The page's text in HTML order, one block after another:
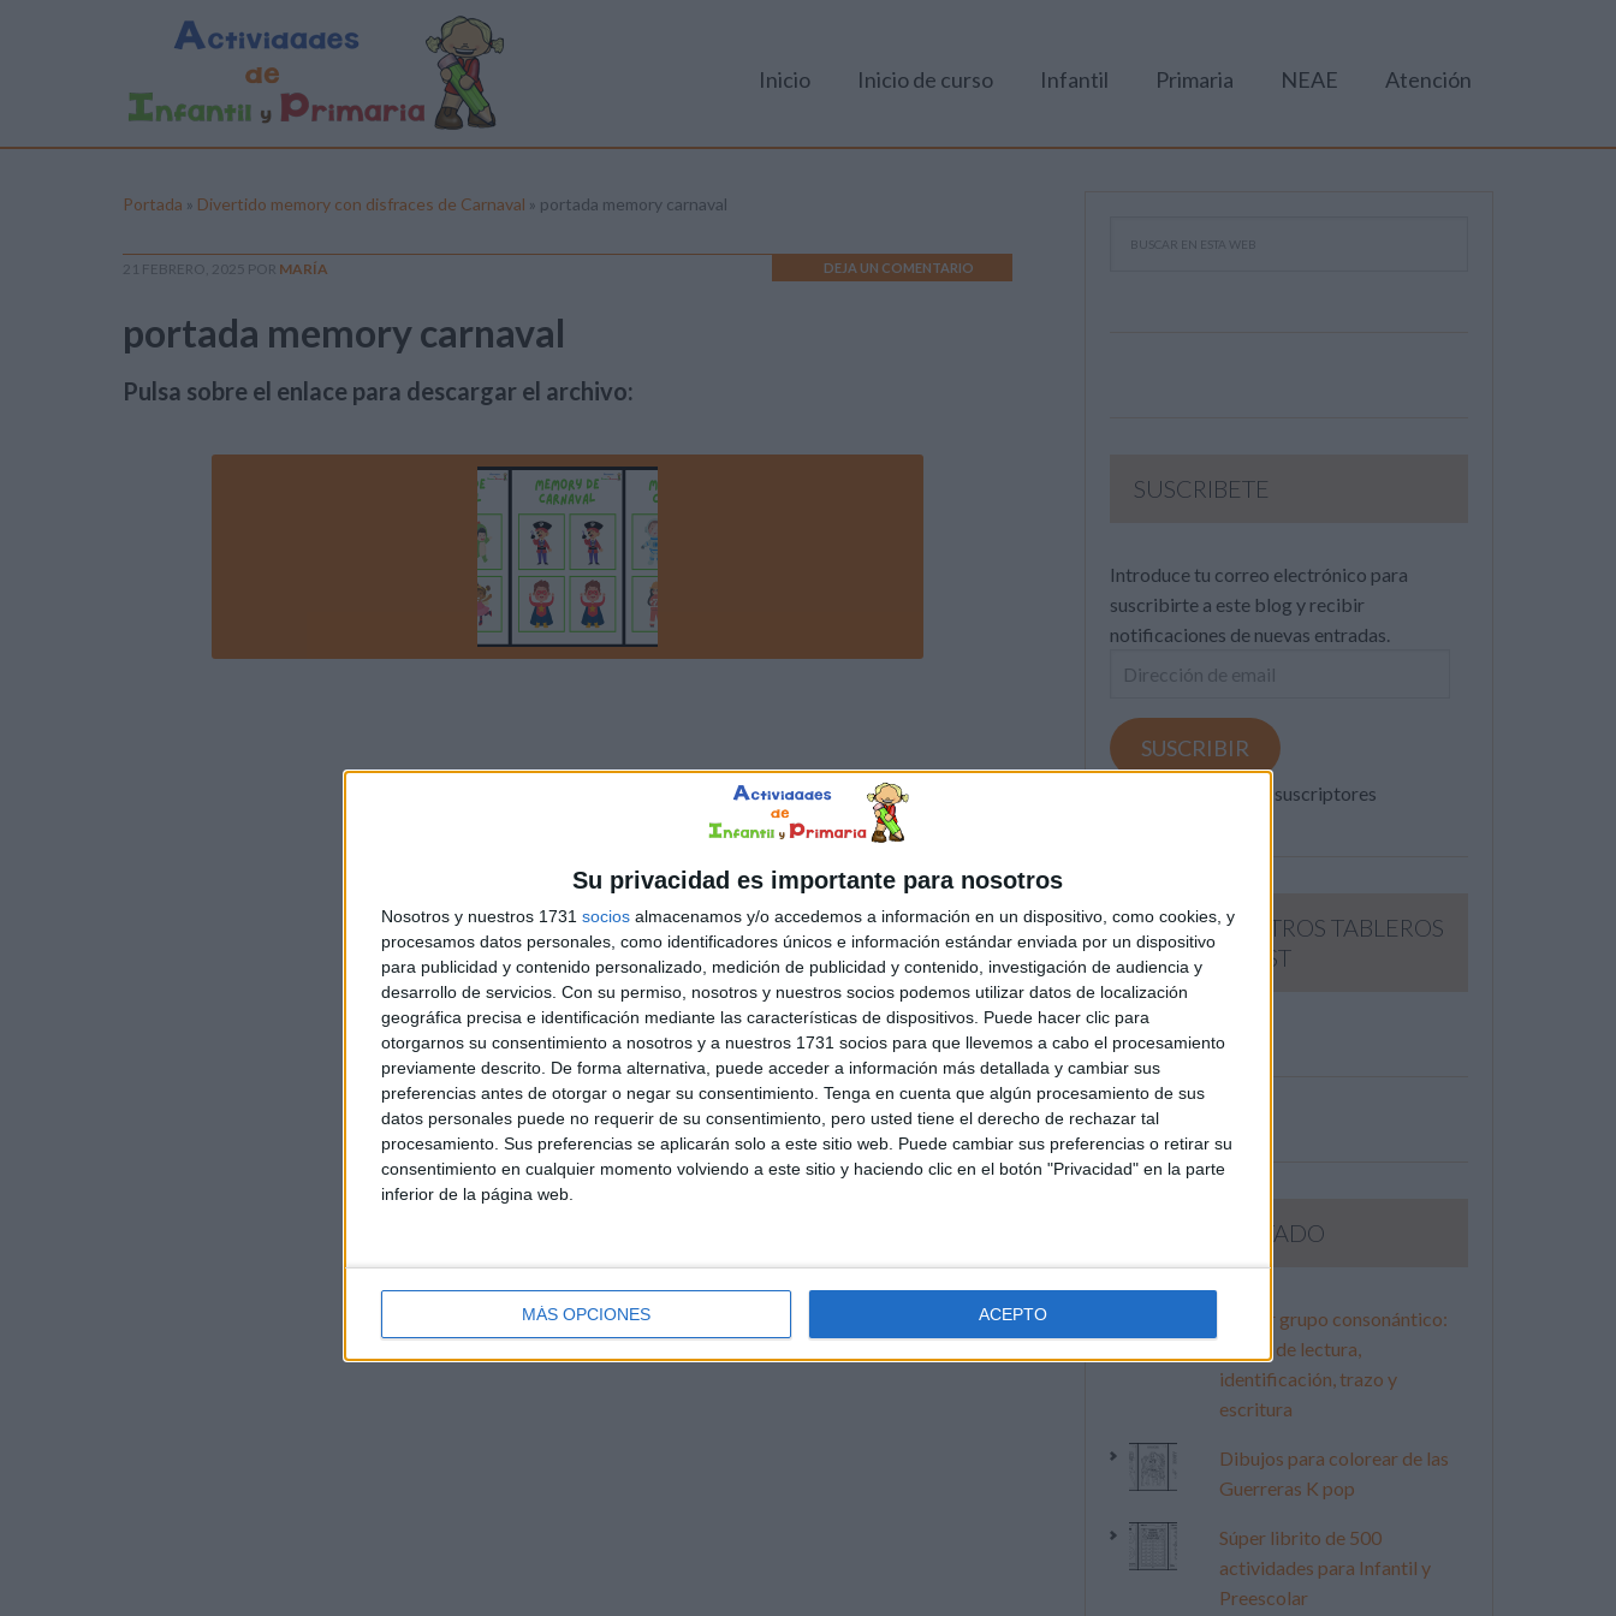
Su privacidad es importante para nosotros
Nosotros y nuestros 1731 socios almacenamos y/o accedemos a información en un dispositivo, como cookies, y
procesamos datos personales, como identificadores únicos e información estándar enviada por un dispositivo
para publicidad y contenido personalizado, medición de publicidad y contenido, investigación de audiencia y
desarrollo de servicios. Con su permiso, nosotros y nuestros socios podemos utilizar datos de localización
geográfica precisa e identificación mediante las características de dispositivos. Puede hacer clic para
otorgarnos su consentimiento a nosotros y a nuestros 1731 socios para que llevemos a cabo el procesamiento
previamente descrito. De forma alternativa, puede acceder a información más detallada y cambiar sus
preferencias antes de otorgar o negar su consentimiento. Tenga en cuenta que algún procesamiento de sus
datos personales puede no requerir de su consentimiento, pero usted tiene el derecho de rechazar tal
procesamiento. Sus preferencias se aplicarán solo a este sitio web. Puede cambiar sus preferencias o retirar su
consentimiento en cualquier momento volviendo a este sitio y haciendo clic en el botón "Privacidad" en la parte
inferior de la página web.
MÁS OPCIONES ACEPTO
Inicio Inicio de curso Infantil Primaria NEAE Atención
Portada » Divertido memory con disfraces de Carnaval » portada memory carnaval
21 FEBRERO, 2025 POR MARÍA DEJA UN COMENTARIO
portada memory carnaval
Pulsa sobre el enlace para descargar el archivo:
SUSCRIBETE
Introduce tu correo electrónico para
suscribirte a este blog y recibir
notificaciones de nuevas entradas.
Dirección
email
SUSCRIBIR
Únete a otros 371K suscriptores
SIGUE NUESTROS TABLEROS
EN PINTEREST
LO MÁS VISITADO
Primer grupo consonántico:
Fichas de lectura,
identificación, trazo y
escritura
Dibujos para colorear de las
Guerreras K pop
Súper librito de 500
actividades para Infantil y
Preescolar